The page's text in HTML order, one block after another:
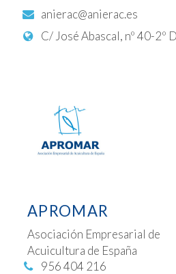
anierac@anierac.es
C/ José Abascal, nº 40-2º
APROMAR
Asociación Empresarial de
Acuicultura de España
956 404 216